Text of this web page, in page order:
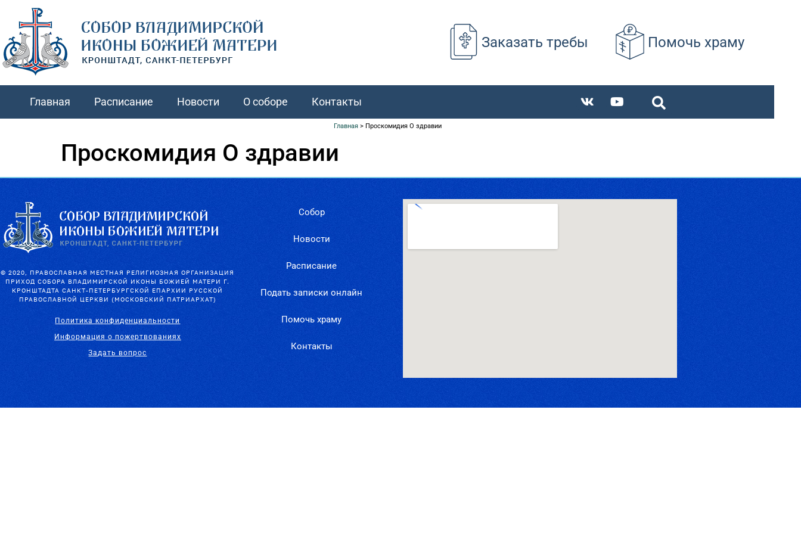
Заказать требы Помочь храму
Главная Расписание Новости О соборе Контакты
Главная> Проскомидия О здравии
Проскомидия О здравии
© 2020, ПРАВОСЛАВНАЯ МЕСТНАЯ РЕЛИГИОЗНАЯ ОРГАНИЗАЦИЯ
ПРИХОД СОБОРА ВЛАДИМИРСКОЙ ИКОНЫ БОЖИЕЙ МАТЕРИ Г.
КРОНШТАДТА САНКТ-ПЕТЕРБУРГСКОЙ ЕПАРХИИ РУССКОЙ
ПРАВОСЛАВНОЙ ЦЕРКВИ (МОСКОВСКИЙ ПАТРИАРХАТ)
Политика конфиденциальности
Информация о пожертвованиях
Задать вопрос
Собор
Новости
Расписание
Подать записки онлайн
Помочь храму
Контакты